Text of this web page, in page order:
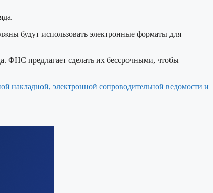
будут использовать электронные форматы для
ФНС предлагает сделать их бессрочными, чтобы
электронной сопроводительной ведомости и